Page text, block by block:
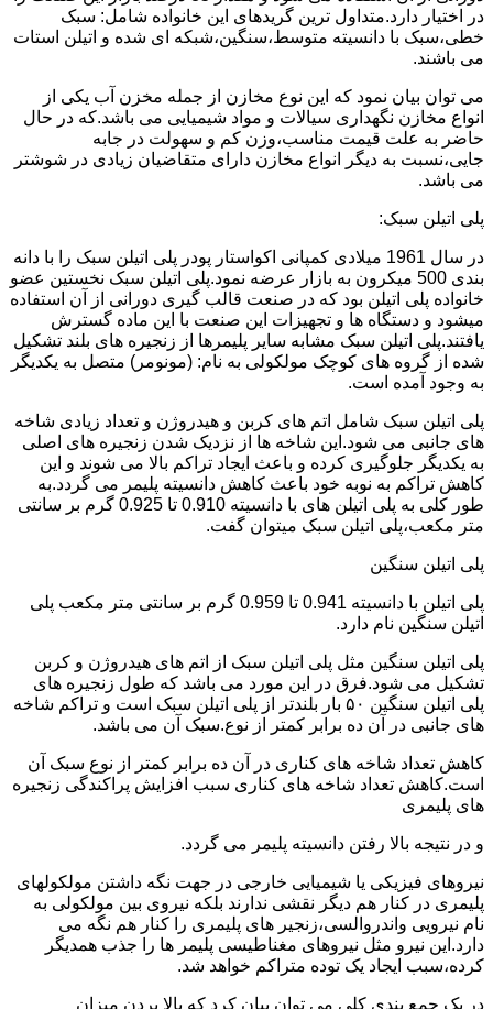
در اختیار دارد.متداول ترین گریدهای این خانواده شامل: سبک
خطی،سبک با دانسیته متوسط،سنگین،شبکه ای شده و اتیلن استات
می باشند.
می توان بیان نمود که این نوع مخازن از جمله مخزن آب یکی از
انواع مخازن نگهداری سیالات و مواد شیمیایی می باشد.که در حال
حاضر به علت قیمت مناسب،وزن کم و سهولت در جابه
جایی،نسبت به دیگر انواع مخازن دارای متقاضیان زیادی در شوشتر
می باشد.
پلی اتیلن سبک:
در سال 1961 میلادی کمپانی اکواستار پودر پلی اتیلن سبک را با دانه
بندی 500 میکرون به بازار عرضه نمود.پلی اتیلن سبک نخستین عضو
خانواده پلی اتیلن بود که در صنعت قالب گیری دورانی از آن استفاده
میشود و دستگاه ها و تجهیزات این صنعت با این ماده گسترش
یافتند.پلی اتیلن سبک مشابه سایر پلیمرها از زنجیره های بلند تشکیل
شده از گروه های کوچک مولکولی به نام: (مونومر) متصل به یکدیگر
به وجود آمده است.
پلی اتیلن سبک شامل اتم های کربن و هیدروژن و تعداد زیادی شاخه
های جانبی می شود.این شاخه ها از نزدیک شدن زنجیره های اصلی
به یکدیگر جلوگیری کرده و باعث ایجاد تراکم بالا می شوند و این
کاهش تراکم به نوبه خود باعث کاهش دانسیته پلیمر می گردد.به
طور کلی به پلی اتیلن های با دانسیته 0.910 تا 0.925 گرم بر سانتی
متر مکعب،پلی اتیلن سبک میتوان گفت.
پلی اتیلن سنگین
پلی اتیلن با دانسیته 0.941 تا 0.959 گرم بر سانتی متر مکعب پلی
اتیلن سنگین نام دارد.
پلی اتیلن سنگین مثل پلی اتیلن سبک از اتم های هیدروژن و کربن
تشکیل می شود.فرق در این مورد می باشد که طول زنجیره های
پلی اتیلن سنگین ۵۰ بار بلندتر از پلی اتیلن سبک است و تراکم شاخه
های جانبی در آن ده برابر کمتر از نوع.سبک آن می باشد.
کاهش تعداد شاخه های کناری در آن ده برابر کمتر از نوع سبک آن
است.کاهش تعداد شاخه های کناری سبب افزایش پراکندگی زنجیره
های پلیمری
و در نتیجه بالا رفتن دانسیته پلیمر می گردد.
نیروهای فیزیکی یا شیمیایی خارجی در جهت نگه داشتن مولکولهای
پلیمری در کنار هم دیگر نقشی ندارند بلکه نیروی بین مولکولی به
نام نیرویی واندروالسی،زنجیر های پلیمری را کنار هم نگه می
دارد.این نیرو مثل نیروهای مغناطیسی پلیمر ها را جذب همدیگر
کرده،سبب ایجاد یک توده متراکم خواهد شد.
در یک جمع بندی کلی می توان بیان کرد که بالا بردن میزان